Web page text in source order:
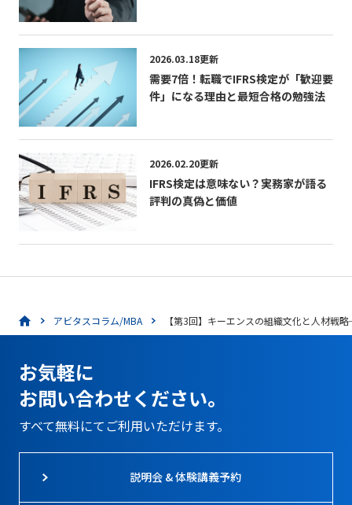
2026.03.18更新
需要7倍！転職でIFRS検定が「歓迎要
件」になる理由と最短合格の勉強法
2026.02.20更新
IFRS検定は意味ない？実務家が語る
評判の真偽と価値
アビタスコラム/MBA 【第3回】キーエンスの組織文化と人材
お気軽に
お問い合わせください。
すべて無料にてご利用いただけます。
説明会 & 体験講義予約